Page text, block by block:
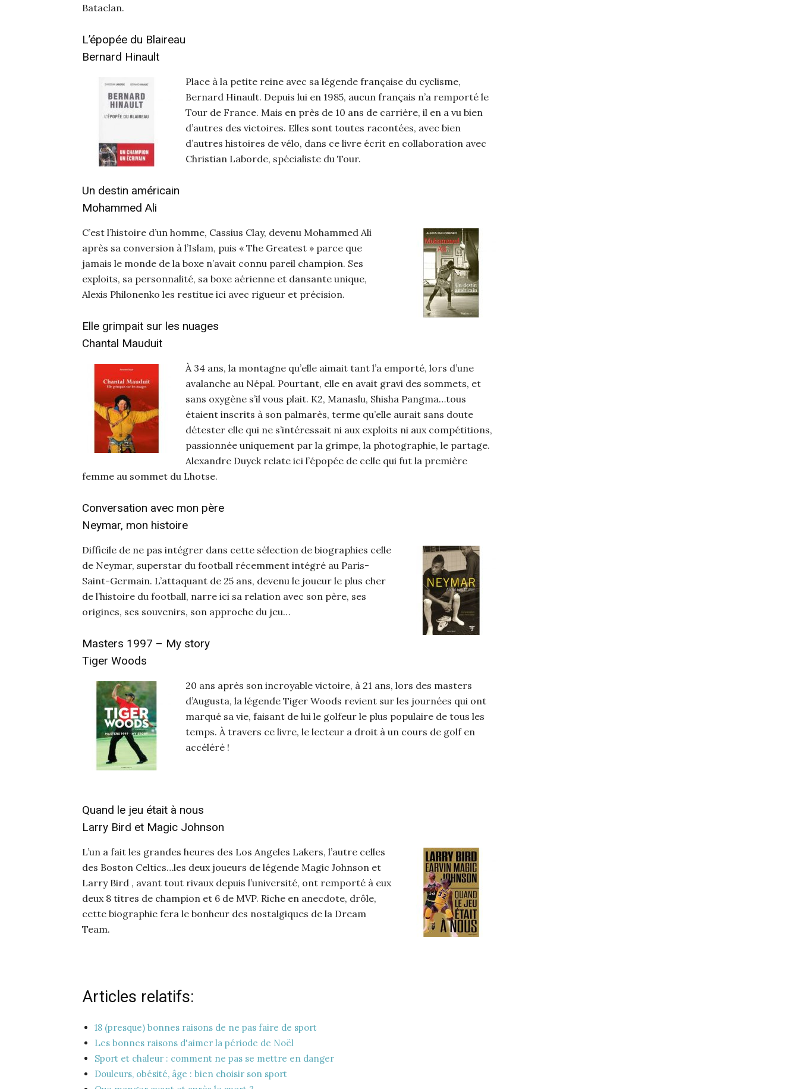
Bataclan.
L’épopée du Blaireau
Bernard Hinault
Place à la petite reine avec sa légende française du cyclisme,
Bernard Hinault. Depuis lui en 1985, aucun français n’a remporté le
Tour de France. Mais en près de 10 ans de carrière, il en a vu bien
d’autres des victoires. Elles sont toutes racontées, avec bien
d’autres histoires de vélo, dans ce livre écrit en collaboration avec
Christian Laborde, spécialiste du Tour.
Un destin américain
Mohammed Ali
C’est l’histoire d’un homme, Cassius Clay, devenu Mohammed Ali
après sa conversion à l’Islam, puis « The Greatest » parce que
jamais le monde de la boxe n’avait connu pareil champion. Ses
exploits, sa personnalité, sa boxe aérienne et dansante unique,
Alexis Philonenko les restitue ici avec rigueur et précision.
Elle grimpait sur les nuages
Chantal Mauduit
À 34 ans, la montagne qu’elle aimait tant l’a emporté, lors d’une
avalanche au Népal. Pourtant, elle en avait gravi des sommets, et
sans oxygène s’il vous plait. K2, Manaslu, Shisha Pangma…tous
étaient inscrits à son palmarès, terme qu’elle aurait sans doute
détester elle qui ne s’intéressait ni aux exploits ni aux compétitions,
passionnée uniquement par la grimpe, la photographie, le partage.
Alexandre Duyck relate ici l’épopée de celle qui fut la première
femme au sommet du Lhotse.
Conversation avec mon père
Neymar, mon histoire
Difficile de ne pas intégrer dans cette sélection de biographies celle
de Neymar, superstar du football récemment intégré au Paris-
Saint-Germain. L’attaquant de 25 ans, devenu le joueur le plus cher
de l’histoire du football, narre ici sa relation avec son père, ses
origines, ses souvenirs, son approche du jeu…
Masters 1997 – My story
Tiger Woods
20 ans après son incroyable victoire, à 21 ans, lors des masters
d’Augusta, la légende Tiger Woods revient sur les journées qui ont
marqué sa vie, faisant de lui le golfeur le plus populaire de tous les
temps. À travers ce livre, le lecteur a droit à un cours de golf en
accéléré !
Quand le jeu était à nous
Larry Bird et Magic Johnson
L’un a fait les grandes heures des Los Angeles Lakers, l’autre celles
des Boston Celtics…les deux joueurs de légende Magic Johnson et
Larry Bird , avant tout rivaux depuis l’université, ont remporté à eux
deux 8 titres de champion et 6 de MVP. Riche en anecdote, drôle,
cette biographie fera le bonheur des nostalgiques de la Dream
Team.
Articles relatifs:
18 (presque) bonnes raisons de ne pas faire de sport
Les bonnes raisons d'aimer la période de Noël
Sport et chaleur : comment ne pas se mettre en danger
Douleurs, obésité, âge : bien choisir son sport